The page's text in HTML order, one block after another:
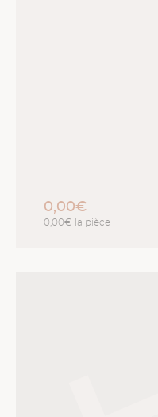
0,00€
0,00€ la pièce